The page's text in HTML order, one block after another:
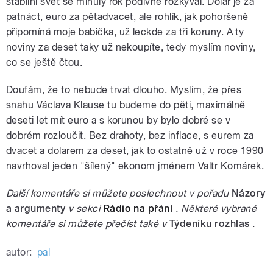
patnáct, euro za pětadvacet, ale rohlík, jak pohoršeně
připomíná moje babička, už leckde za tři koruny. A ty
noviny za deset taky už nekoupíte, tedy myslím noviny,
co se ještě čtou.
Doufám, že to nebude trvat dlouho. Myslím, že přes
snahu Václava Klause tu budeme do pěti, maximálně
deseti let mít euro a s korunou by bylo dobré se v
dobrém rozloučit. Bez drahoty, bez inflace, s eurem za
dvacet a dolarem za deset, jak to ostatně už v roce 1990
navrhoval jeden "šílený" ekonom jménem Valtr Komárek.
Další komentáře si můžete poslechnout v pořadu Názory
a argumenty v sekci Rádio na přání . Některé vybrané
komentáře si můžete přečíst také vTýdeníku rozhlas .
autor: pal